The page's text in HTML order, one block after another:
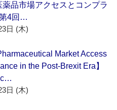
薬品市場アクセスとコンプラ
4回…
日 (木)
Market Access
in the Post-Brexit Era】
日 (木)